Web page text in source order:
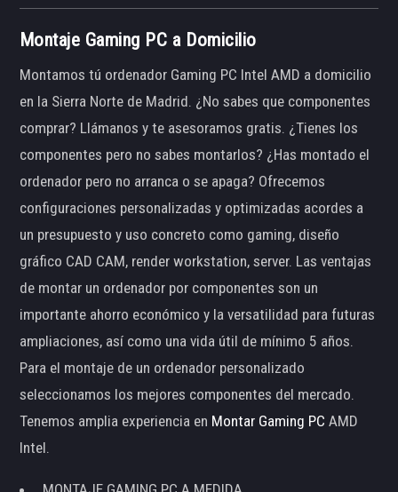
Montaje Gaming PC a Domicilio
Montamos tú ordenador Gaming PC Intel AMD a domicilio
en la Sierra Norte de Madrid. ¿No sabes que componentes
comprar? Llámanos y te asesoramos gratis. ¿Tienes los
componentes pero no sabes montarlos? ¿Has montado el
ordenador pero no arranca o se apaga? Ofrecemos
configuraciones personalizadas y optimizadas acordes a
un presupuesto y uso concreto como gaming, diseño
gráfico CAD CAM, render workstation, server. Las ventajas
de montar un ordenador por componentes son un
importante ahorro económico y la versatilidad para futuras
ampliaciones, así como una vida útil de mínimo 5 años.
Para el montaje de un ordenador personalizado
seleccionamos los mejores componentes del mercado.
Tenemos amplia experiencia en Montar Gaming PC AMD
Intel.